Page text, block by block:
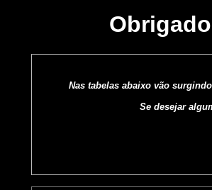
Nas tabelas abaixo vão
Se desejar